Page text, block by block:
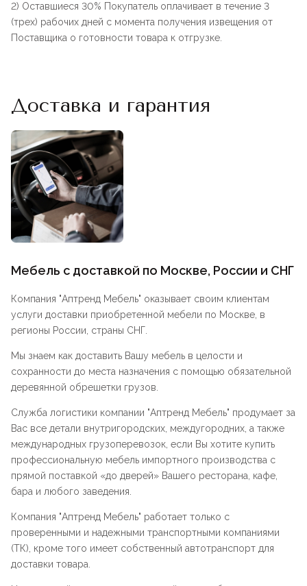
2) Оставшиеся 30% Покупатель оплачивает в течение 3
(трех) рабочих дней с момента получения извещения от
Поставщика о готовности товара к отгрузке.
Доставка и гарантия
Мебель с доставкой по Москве, России и СНГ
Компания "Аптренд Мебель" оказывает своим клиентам
услуги доставки приобретенной мебели по Москве, в
регионы России, страны СНГ.
Мы знаем как доставить Вашу мебель в целости и
сохранности до места назначения с помощью обязательной
деревянной обрешетки грузов.
Служба логистики компании "Аптренд Мебель" продумает за
Вас все детали внутригородских, междугородних, а также
международных грузоперевозок, если Вы хотите купить
профессиональную мебель импортного производства с
прямой поставкой «до дверей» Вашего ресторана, кафе,
бара и любого заведения.
Компания "Аптренд Мебель" работает только с
проверенными и надежными транспортными компаниями
(ТК), кроме того имеет собственный автотранспорт для
доставки товара.